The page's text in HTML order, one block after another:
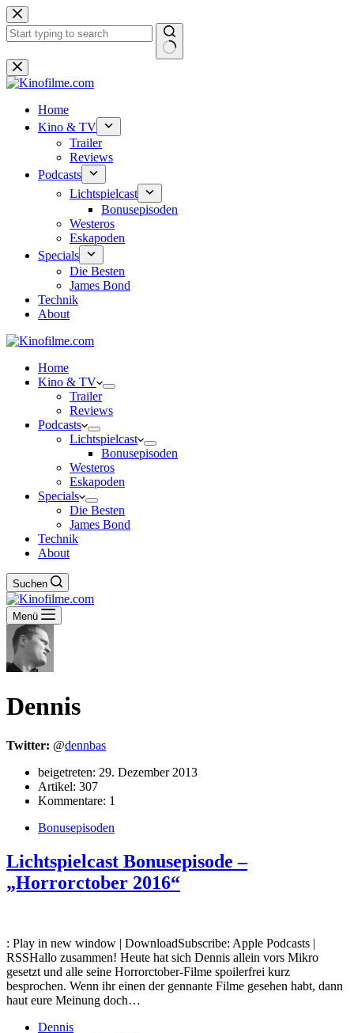
Zum
Inhalt
springen
Keine
Ergebnisse
Home
Kino & TV
Trailer
Reviews
Podcasts
Lichtspielcast
Bonusepisoden
Westeros
Eskapoden
Specials
Die Besten
James Bond
Technik
About
Home
Kino & TV
Trailer
Reviews
Podcasts
Lichtspielcast
Bonusepisoden
Westeros
Eskapoden
Specials
Die Besten
James Bond
Technik
About
Suchen
Menü
Dennis
Twitter: @dennbas
beigetreten: 29. Dezember 2013
Artikel: 307
Kommentare: 1
Bonusepisoden
Lichtspielcast Bonusepisode –
„Horrorctober 2016“
: Play in new window | DownloadSubscribe: Apple Podcasts |
RSSHallo zusammen! Heute hat sich Dennis allein vors Mikro
gesetzt und alle seine Horrorctober-Filme spoilerfrei kurz
besprochen. Wenn ihr einen der gennante Filme gesehen habt, dann
haut eure Meinung doch…
Dennis